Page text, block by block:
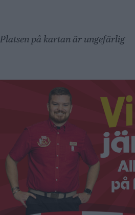
Platsen på kartan är ungefärlig